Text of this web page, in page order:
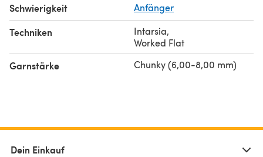
Schwierigkeit Anfänger
Techniken Intarsia,
Worked Flat
Garnstärke Chunky (6,00-8,00 mm)
Dein Einkauf